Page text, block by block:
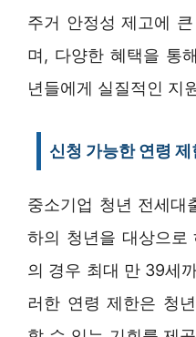
주거 안정성 제고에
며, 다양한 혜택을 통
년들에게 실질적인 지
신청 가능한 연령 제
중소기업 청년 전세대
하의 청년을 대상으로
의 경우 최대 만 39세
러한 연령 제한은 청